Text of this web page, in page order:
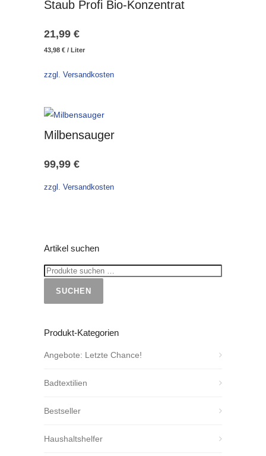
Staub Profi Bio-Konzentrat
21,99 €
43,98 € / Liter
zzgl. Versandkosten
Milbensauger
99,99 €
zzgl. Versandkosten
Artikel suchen
SUCHEN
Produkt-Kategorien
Angebote: Letzte Chance!
Badtextilien
Bestseller
Haushaltshelfer